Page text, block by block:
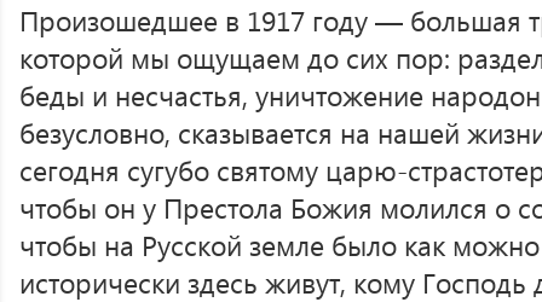
Произошедшее в 1917 году — большая
которой мы ощущаем до сих пор:
беды и несчастья, уничтожение
безусловно, сказывается на нашей
сегодня сугубо святому царю-
чтобы он у Престола Божия молился о
чтобы на Русской земле было как
исторически здесь живут, кому Господь